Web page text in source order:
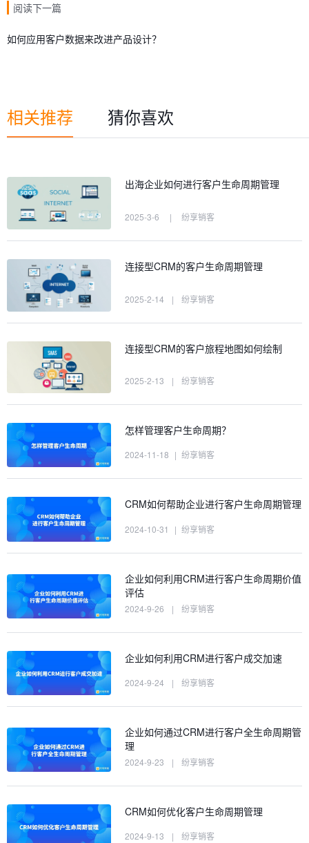
阅读下一篇
如何应用客户数据来改进产品设计？
相关推荐 猜你喜欢
出海企业如何进行客户生命周期管理
2025-3-6 | 纷享销客
连接型CRM的客户生命周期管理
2025-2-14 | 纷享销客
连接型CRM的客户旅程地图如何绘制
2025-2-13 | 纷享销客
怎样管理客户生命周期？
2024-11-18 | 纷享销客
CRM如何帮助企业进行客户生命周期管理
2024-10-31 | 纷享销客
企业如何利用CRM进行客户生命周期价值
评估
2024-9-26 | 纷享销客
企业如何利用CRM进行客户成交加速
2024-9-24 | 纷享销客
企业如何通过CRM进行客户全生命周期管
理
2024-9-23 | 纷享销客
CRM如何优化客户生命周期管理
2024-9-13 | 纷享销客